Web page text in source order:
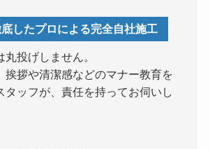
したプロによる完全自社施工
投げしません。
挨拶や清潔感などのマナー教育を
タッフが、責任を持ってお伺いし